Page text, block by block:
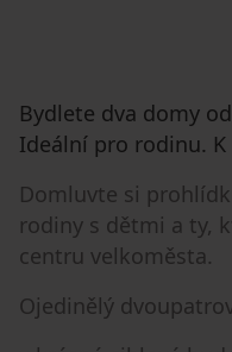
Bydlete dva domy
Ideální pro rodinu.
Domluvte si
rodiny s dětmi a ty,
centru velkoměsta.
Ojedinělý